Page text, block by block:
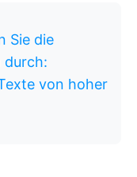
Sie die
durch:
von hoher